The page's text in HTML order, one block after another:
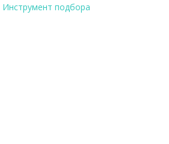
Инструмент подбора